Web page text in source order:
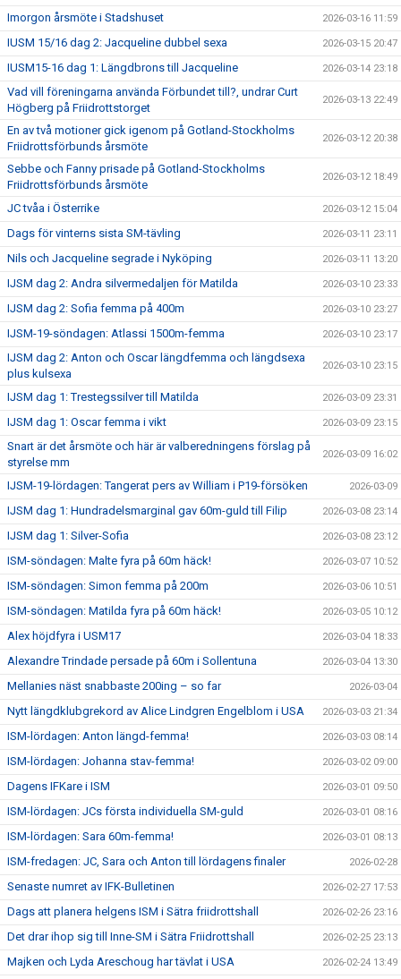
Imorgon årsmöte i Stadshuset 2026-03-16 11:59
IUSM 15/16 dag 2: Jacqueline dubbel sexa 2026-03-15 20:47
IUSM15-16 dag 1: Längdbrons till Jacqueline 2026-03-14 23:18
Vad vill föreningarna använda Förbundet till?, undrar Curt
Högberg på Friidrottstorget
2026-03-13 22:49
En av två motioner gick igenom på Gotland-Stockholms
Friidrottsförbunds årsmöte
2026-03-12 20:38
Sebbe och Fanny prisade på Gotland-Stockholms
Friidrottsförbunds årsmöte
2026-03-12 18:49
JC tvåa i Österrike 2026-03-12 15:04
Dags för vinterns sista SM-tävling 2026-03-11 23:11
Nils och Jacqueline segrade i Nyköping 2026-03-11 13:20
IJSM dag 2: Andra silvermedaljen för Matilda 2026-03-10 23:33
IJSM dag 2: Sofia femma på 400m 2026-03-10 23:27
IJSM-19-söndagen: Atlassi 1500m-femma 2026-03-10 23:17
IJSM dag 2: Anton och Oscar längdfemma och längdsexa
plus kulsexa
2026-03-10 23:15
IJSM dag 1: Trestegssilver till Matilda 2026-03-09 23:31
IJSM dag 1: Oscar femma i vikt 2026-03-09 23:15
Snart är det årsmöte och här är valberedningens förslag på
styrelse mm
2026-03-09 16:02
IJSM-19-lördagen: Tangerat pers av William i P19-försöken 2026-03-09
IJSM dag 1: Hundradelsmarginal gav 60m-guld till Filip 2026-03-08 23:14
IJSM dag 1: Silver-Sofia 2026-03-08 23:12
ISM-söndagen: Malte fyra på 60m häck! 2026-03-07 10:52
ISM-söndagen: Simon femma på 200m 2026-03-06 10:51
ISM-söndagen: Matilda fyra på 60m häck! 2026-03-05 10:12
Alex höjdfyra i USM17 2026-03-04 18:33
Alexandre Trindade persade på 60m i Sollentuna 2026-03-04 13:30
Mellanies näst snabbaste 200ing – so far 2026-03-04
Nytt längdklubgrekord av Alice Lindgren Engelblom i USA 2026-03-03 21:34
ISM-lördagen: Anton längd-femma! 2026-03-03 08:14
ISM-lördagen: Johanna stav-femma! 2026-03-02 09:00
Dagens IFKare i ISM 2026-03-01 09:50
ISM-lördagen: JCs första individuella SM-guld 2026-03-01 08:16
ISM-lördagen: Sara 60m-femma! 2026-03-01 08:13
ISM-fredagen: JC, Sara och Anton till lördagens finaler 2026-02-28
Senaste numret av IFK-Bulletinen 2026-02-27 17:53
Dags att planera helgens ISM i Sätra friidrottshall 2026-02-26 23:16
Det drar ihop sig till Inne-SM i Sätra Friidrottshall 2026-02-25 23:13
Majken och Lyda Areschoug har tävlat i USA 2026-02-24 13:49